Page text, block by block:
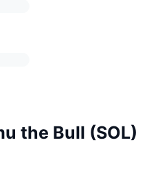
the Bull (SOL)